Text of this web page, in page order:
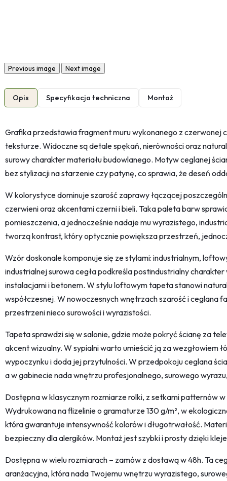
Previous image Next image
Opis Specyfikacja techniczna Montaż
Grafika przedstawia fragment muru wykonanego z czerwonej
teksturze. Widoczne są detale spękań, nierówności oraz
surowy charakter materiału budowlanego. Motyw ceglanej
bez stylizacji na starzenie czy patynę, co sprawia, że deseń
W kolorystyce dominuje szarość zaprawy łączącej
czerwieni oraz akcentami czerni i bieli. Taka paleta barw
pomieszczenia, a jednocześnie nadaje mu wyrazistego,
tworzą kontrast, który optycznie powiększa przestrzeń,
Wzór doskonale komponuje się ze stylami: industrialnym,
industrialnej surowa cegła podkreśla postindustrialny
instalacjami i betonem. W stylu loftowym tapeta stanowi
współczesnej. W nowoczesnych wnętrzach szarość i ceglana
przestrzeni nieco surowości i wyrazistości.
Tapeta sprawdzi się w salonie, gdzie może pokryć ścianę za
akcent wizualny. W sypialni warto umieścić ją za wezgłowiem
wypoczynku i doda jej przytulności. W przedpokoju ceglana
a w gabinecie nada wnętrzu profesjonalnego, surowego
Dostępna w klasycznym rozmiarze rolki, z setkami patternów
Wydrukowana na flizelinie o gramaturze 130 g/m², w
która gwarantuje intensywność kolorów i długotrwałość.
bezpieczny dla alergików. Montaż jest szybki i prosty dzięki
Dostępna w wielu rozmiarach – zamów z dostawą w 48h. Ta
aranżacyjna, która nada Twojemu wnętrzu wyrazistego,